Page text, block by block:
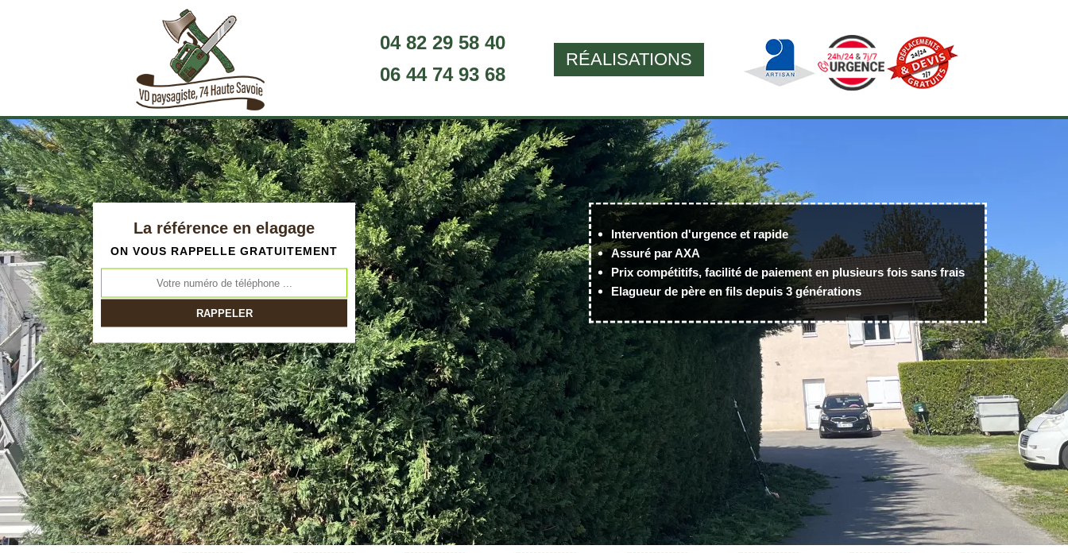
04 82 29 58 40
06 44 74 93 68
RÉALISATIONS
La référence en elagage
ON VOUS RAPPELLE GRATUITEMENT
Intervention d'urgence et rapide
Assuré par AXA
Prix compétitifs, facilité de paiement en plusieurs fois sans frais
Elagueur de père en fils depuis 3 générations